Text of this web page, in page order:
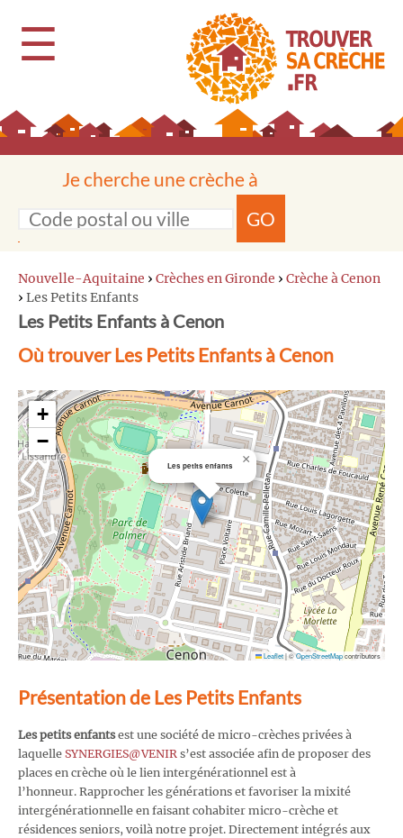
☰
Je cherche une crèche à
GO
Nouvelle-Aquitaine › Crèches en Gironde › Crèche à Cenon
› Les Petits Enfants
Les Petits Enfants à Cenon
Où trouver Les Petits Enfants à Cenon
Les petits enfants ×
+
−
Leaflet|©OpenStreetMapcontributors
Présentation de Les Petits Enfants
Les petits enfantsest une société de micro-crèches privées à
laquelle SYNERGIES@VENIR s’est associée afin de proposer des
places en crèche où le lien intergénérationnel est à
l’honneur. Rapprocher les générations et favoriser la mixité
intergénérationnelle en faisant cohabiter micro-crèche et
résidences seniors, voilà notre projet. Directement intégrés aux